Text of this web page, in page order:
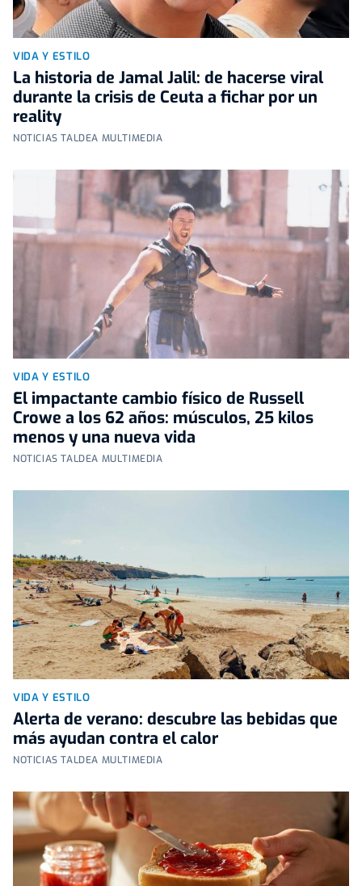
VIDA Y ESTILO
La historia de Jamal Jalil: de hacerse viral
durante la crisis de Ceuta a fichar por un
reality
NOTICIAS TALDEA MULTIMEDIA
VIDA Y ESTILO
El impactante cambio físico de Russell
Crowe a los 62 años: músculos, 25 kilos
menos y una nueva vida
NOTICIAS TALDEA MULTIMEDIA
VIDA Y ESTILO
Alerta de verano: descubre las bebidas que
más ayudan contra el calor
NOTICIAS TALDEA MULTIMEDIA